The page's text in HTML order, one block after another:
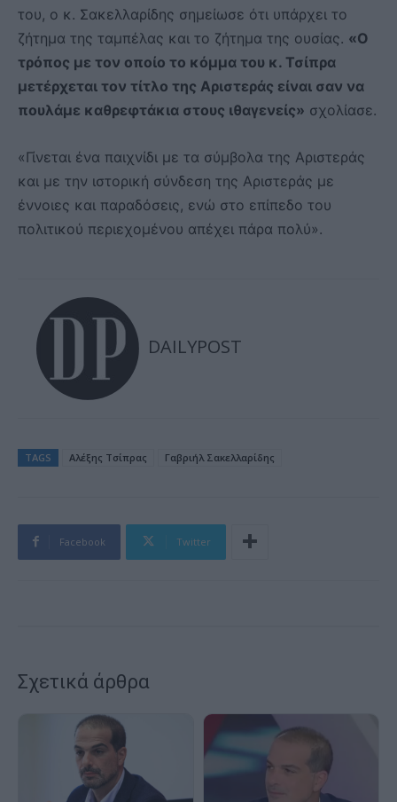
του, ο κ. Σακελλαρίδης σημείωσε ότι υπάρχει το
ζήτημα της ταμπέλας και το ζήτημα της ουσίας. «Ο
τρόπος με τον οποίο το κόμμα του κ. Τσίπρα
μετέρχεται τον τίτλο της Αριστεράς είναι σαν να
πουλάμε καθρεφτάκια στους ιθαγενείς» σχολίασε.
«Γίνεται ένα παιχνίδι με τα σύμβολα της Αριστεράς
και με την ιστορική σύνδεση της Αριστεράς με
έννοιες και παραδόσεις, ενώ στο επίπεδο του
πολιτικού περιεχομένου απέχει πάρα πολύ».
DAILYPOST
TAGS Aλέξης Τσίπρας Γαβριήλ Σακελλαρίδης
Facebook Twitter
Σχετικά άρθρα